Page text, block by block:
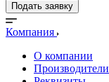
Подать заявку
Компания
О компании
Производители